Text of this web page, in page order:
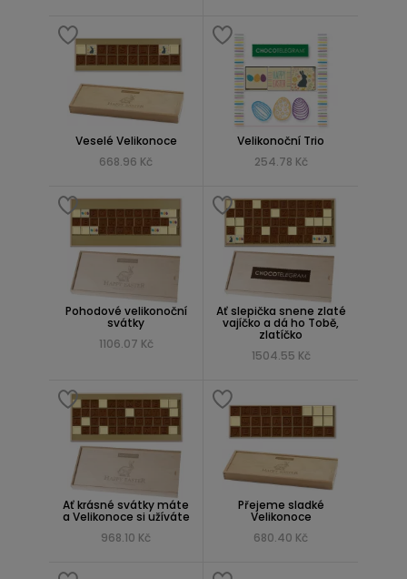
Veselé Velikonoce
668.96 Kč
Velikonoční Trio
254.78 Kč
Pohodové velikonoční
svátky
1106.07 Kč
Ať slepička snene zlaté
vajíčko a dá ho Tobě,
zlatíčko
1504.55 Kč
Ať krásné svátky máte
a Velikonoce si užíváte
968.10 Kč
Přejeme sladké
Velikonoce
680.40 Kč